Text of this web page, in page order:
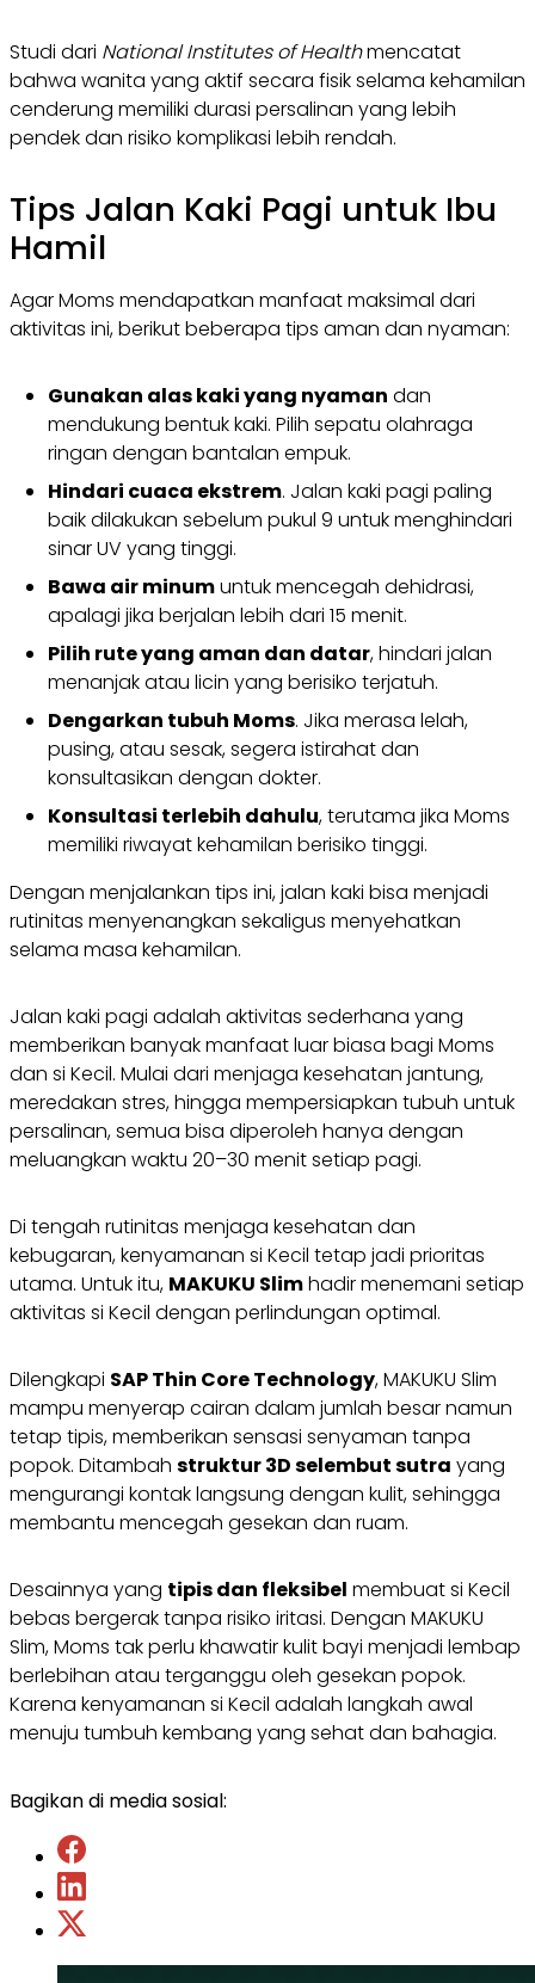
Studi dari National Institutes of Healthmencatat
bahwa wanita yang aktif secara fisik selama kehamilan
cenderung memiliki durasi persalinan yang lebih
pendek dan risiko komplikasi lebih rendah.
Tips Jalan Kaki Pagi untuk Ibu
Hamil
Agar Moms mendapatkan manfaat maksimal dari
aktivitas ini, berikut beberapa tips aman dan nyaman:
Gunakan alas kaki yang nyaman dan
mendukung bentuk kaki. Pilih sepatu olahraga
ringan dengan bantalan empuk.
Hindari cuaca ekstrem. Jalan kaki pagi paling
baik dilakukan sebelum pukul 9 untuk menghindari
sinar UV yang tinggi.
Bawa air minumuntuk mencegah dehidrasi,
apalagi jika berjalan lebih dari 15 menit.
Pilih rute yang aman dan datar, hindari jalan
menanjak atau licin yang berisiko terjatuh.
Dengarkan tubuh Moms. Jika merasa lelah,
pusing, atau sesak, segera istirahat dan
konsultasikan dengan dokter.
Konsultasi terlebih dahulu, terutama jika Moms
memiliki riwayat kehamilan berisiko tinggi.
Dengan menjalankan tips ini, jalan kaki bisa menjadi
rutinitas menyenangkan sekaligus menyehatkan
selama masa kehamilan.
Jalan kaki pagi adalah aktivitas sederhana yang
memberikan banyak manfaat luar biasa bagi Moms
dan si Kecil. Mulai dari menjaga kesehatan jantung,
meredakan stres, hingga mempersiapkan tubuh untuk
persalinan, semua bisa diperoleh hanya dengan
meluangkan waktu 20–30 menit setiap pagi.
Di tengah rutinitas menjaga kesehatan dan
kebugaran, kenyamanan si Kecil tetap jadi prioritas
utama. Untuk itu, MAKUKU Slimhadir menemani setiap
aktivitas si Kecil dengan perlindungan optimal.
Dilengkapi SAP Thin Core Technology, MAKUKU Slim
mampu menyerap cairan dalam jumlah besar namun
tetap tipis, memberikan sensasi senyaman tanpa
popok. Ditambah struktur 3D selembut sutra yang
mengurangi kontak langsung dengan kulit, sehingga
membantu mencegah gesekan dan ruam.
Desainnya yang tipis dan fleksibel membuat si Kecil
bebas bergerak tanpa risiko iritasi. Dengan MAKUKU
Slim, Moms tak perlu khawatir kulit bayi menjadi lembap
berlebihan atau terganggu oleh gesekan popok.
Karena kenyamanan si Kecil adalah langkah awal
menuju tumbuh kembang yang sehat dan bahagia.
Bagikan di media sosial: